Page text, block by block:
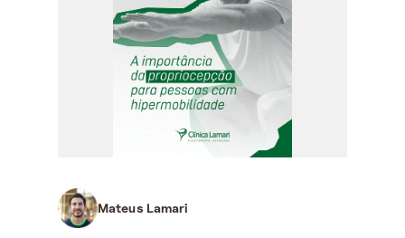
Mateus Lamari